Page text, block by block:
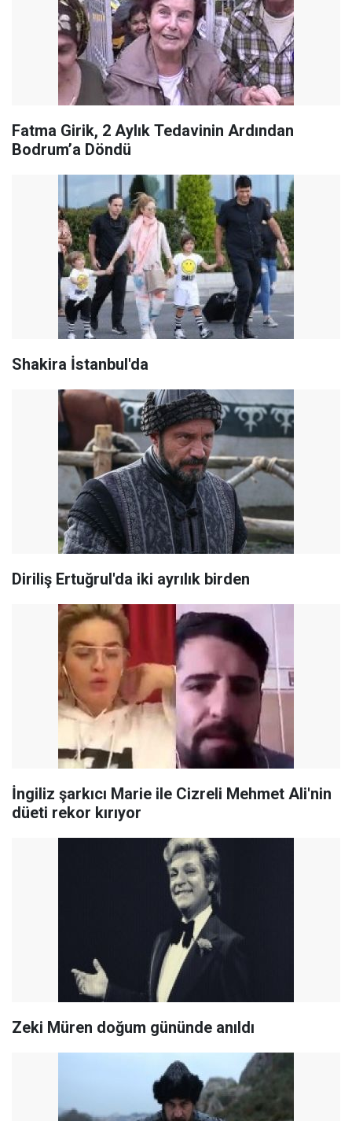
Fatma Girik, 2 Aylık Tedavinin Ardından
Bodrum’a Döndü
Shakira İstanbul'da
Diriliş Ertuğrul'da iki ayrılık birden
İngiliz şarkıcı Marie ile Cizreli Mehmet Ali'nin
düeti rekor kırıyor
Zeki Müren doğum gününde anıldı